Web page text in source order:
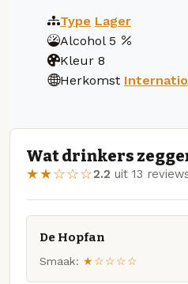
Type Lager
Alcohol 5
Kleur 8
Herkomst
Wat drinkers
★★☆☆☆2.2 uit 13
De Hopfan
Smaak: ★☆☆☆☆